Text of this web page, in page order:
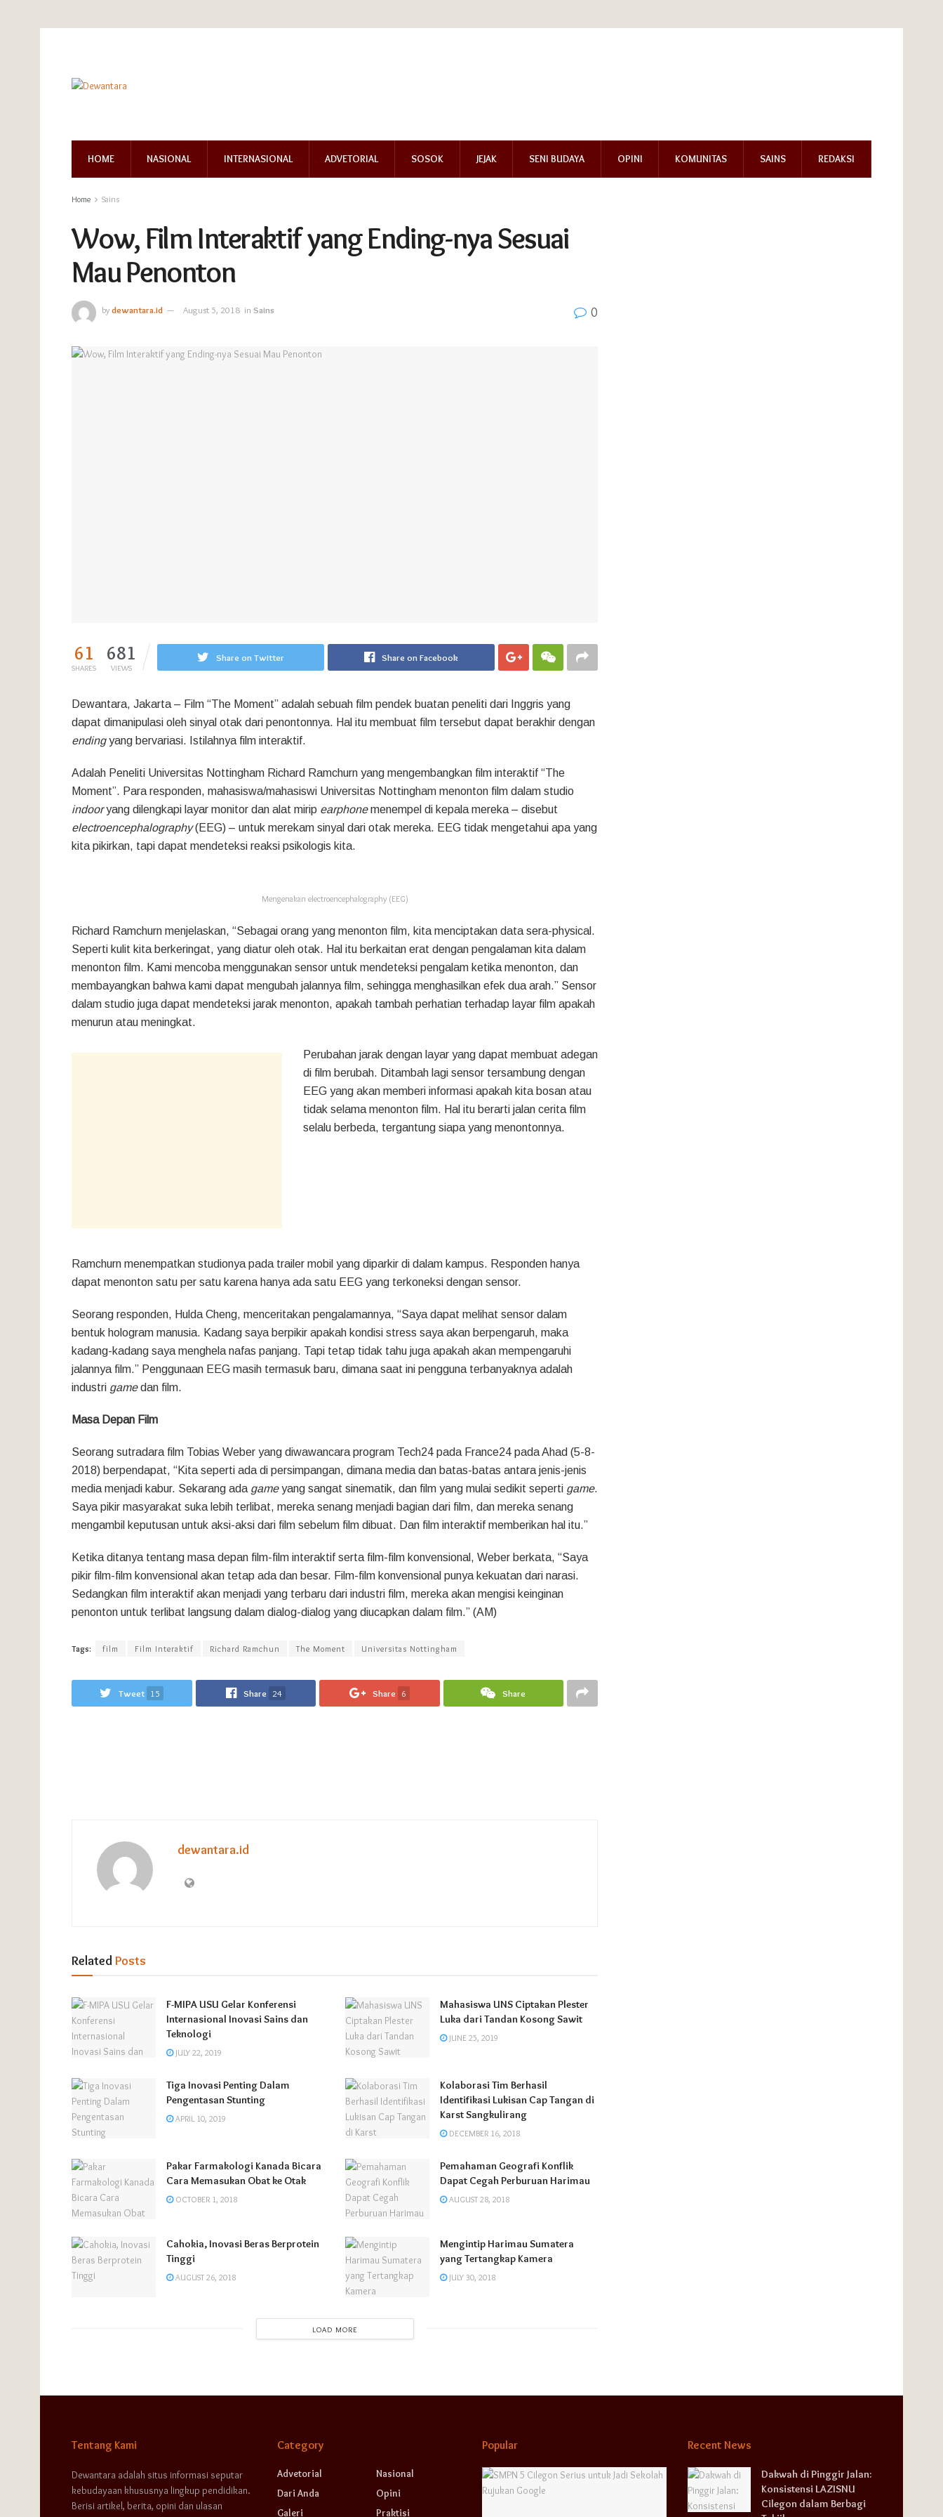
HOME NASIONAL INTERNASIONAL ADVETORIAL SOSOK JEJAK SENI BUDAYA OPINI KOMUNITAS SAINS REDAKSI
Home Sains
Wow, Film Interaktif yang Ending-nya Sesuai
Mau Penonton
bydewantara.id August 5, 2018 in Sains 0
61
SHARES
681
VIEWS
Share on Twitter Share on Facebook
Dewantara, Jakarta – Film “The Moment” adalah sebuah film pendek buatan peneliti dari Inggris yang
dapat dimanipulasi oleh sinyal otak dari penontonnya. Hal itu membuat film tersebut dapat berakhir dengan
endingyang bervariasi. Istilahnya film interaktif.
Adalah Peneliti Universitas Nottingham Richard Ramchurn yang mengembangkan film interaktif “The
Moment”. Para responden, mahasiswa/mahasiswi Universitas Nottingham menonton film dalam studio
indooryang dilengkapi layar monitor dan alat mirip earphonemenempel di kepala mereka – disebut
electroencephalography(EEG) – untuk merekam sinyal dari otak mereka. EEG tidak mengetahui apa yang
kita pikirkan, tapi dapat mendeteksi reaksi psikologis kita.
Mengenakan electroencephalography (EEG)
Richard Ramchurn menjelaskan, “Sebagai orang yang menonton film, kita menciptakan data sera-physical.
Seperti kulit kita berkeringat, yang diatur oleh otak. Hal itu berkaitan erat dengan pengalaman kita dalam
menonton film. Kami mencoba menggunakan sensor untuk mendeteksi pengalam ketika menonton, dan
membayangkan bahwa kami dapat mengubah jalannya film, sehingga menghasilkan efek dua arah.” Sensor
dalam studio juga dapat mendeteksi jarak menonton, apakah tambah perhatian terhadap layar film apakah
menurun atau meningkat.
Perubahan jarak dengan layar yang dapat membuat adegan
di film berubah. Ditambah lagi sensor tersambung dengan
EEG yang akan memberi informasi apakah kita bosan atau
tidak selama menonton film. Hal itu berarti jalan cerita film
selalu berbeda, tergantung siapa yang menontonnya.
Ramchurn menempatkan studionya pada trailer mobil yang diparkir di dalam kampus. Responden hanya
dapat menonton satu per satu karena hanya ada satu EEG yang terkoneksi dengan sensor.
Seorang responden, Hulda Cheng, menceritakan pengalamannya, “Saya dapat melihat sensor dalam
bentuk hologram manusia. Kadang saya berpikir apakah kondisi stress saya akan berpengaruh, maka
kadang-kadang saya menghela nafas panjang. Tapi tetap tidak tahu juga apakah akan mempengaruhi
jalannya film.” Penggunaan EEG masih termasuk baru, dimana saat ini pengguna terbanyaknya adalah
industri gamedan film.
Masa Depan Film
Seorang sutradara film Tobias Weber yang diwawancara program Tech24 pada France24 pada Ahad (5-8-
2018) berpendapat, “Kita seperti ada di persimpangan, dimana media dan batas-batas antara jenis-jenis
media menjadi kabur. Sekarang ada gameyang sangat sinematik, dan film yang mulai sedikit seperti game.
Saya pikir masyarakat suka lebih terlibat, mereka senang menjadi bagian dari film, dan mereka senang
mengambil keputusan untuk aksi-aksi dari film sebelum film dibuat. Dan film interaktif memberikan hal itu.”
Ketika ditanya tentang masa depan film-film interaktif serta film-film konvensional, Weber berkata, “Saya
pikir film-film konvensional akan tetap ada dan besar. Film-film konvensional punya kekuatan dari narasi.
Sedangkan film interaktif akan menjadi yang terbaru dari industri film, mereka akan mengisi keinginan
penonton untuk terlibat langsung dalam dialog-dialog yang diucapkan dalam film.” (AM)
Tags: film Film Interaktif Richard Ramchun The Moment Universitas Nottingham
Tweet 15 Share 24 Share 6 Share
dewantara.id
RelatedPosts
F-MIPA USU Gelar Konferensi
Internasional Inovasi Sains dan
Teknologi
JULY 22, 2019
Mahasiswa UNS Ciptakan Plester
Luka dari Tandan Kosong Sawit
JUNE 25, 2019
Tiga Inovasi Penting Dalam
Pengentasan Stunting
APRIL 10, 2019
Kolaborasi Tim Berhasil
Identifikasi Lukisan Cap Tangan di
Karst Sangkulirang
DECEMBER 16, 2018
Pakar Farmakologi Kanada Bicara
Cara Memasukan Obat ke Otak
OCTOBER 1, 2018
Pemahaman Geografi Konflik
Dapat Cegah Perburuan Harimau
AUGUST 28, 2018
Cahokia, Inovasi Beras Berprotein
Tinggi
AUGUST 26, 2018
Mengintip Harimau Sumatera
yang Tertangkap Kamera
JULY 30, 2018
LOAD MORE
Tentang Kami
Dewantara adalah situs informasi seputar
kebudayaan khususnya lingkup pendidikan.
Berisi artikel, berita, opini dan ulasan
Category
Advetorial
Dari Anda
Galeri
Nasional
Opini
Praktisi
Popular Recent News
Dakwah di Pinggir Jalan:
Konsistensi LAZISNU
Cilegon dalam Berbagi